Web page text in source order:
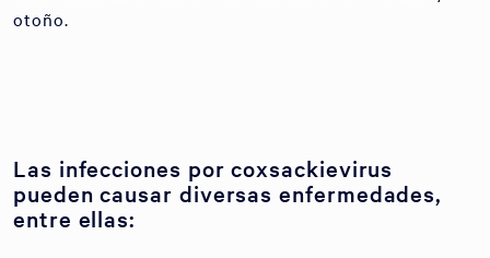
otoño.
Las infecciones por coxsackievirus
pueden causar diversas enfermedades,
entre ellas: